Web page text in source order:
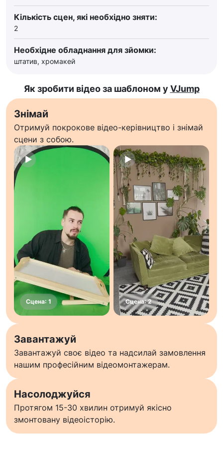
Кількість сцен, які необхідно зняти:
2
Необхідне обладнання для зйомки:
штатив, хромакей
Як зробити відео за шаблоном у VJump
Знімай
Отримуй покрокове відео-керівництво і знімай
сцени з собою.
Завантажуй
Завантажуй своє відео та надсилай замовлення
нашим професійним відеомонтажерам.
Насолоджуйся
Протягом 15-30 хвилин отримуй якісно
змонтовану відеоісторію.